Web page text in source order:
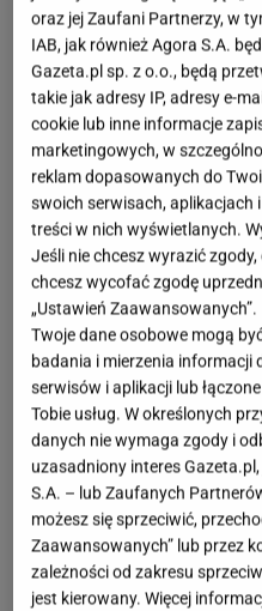
efekt „wow" - i właśnie
Na pierwszy rzut oka
kremowasukienkamaxi.
drugi raz, żeby
cały outfit staje się
talii. I właśnie ono jest
podkręci twój look.
Co najlepsze, tasukienka
zł. Jeszcze niedawno jej
129,99 zł, więc
kod EXTRA20 przy
zbijesz cenę o kolejne
oraz jej Zaufani Partnerzy, w
IAB, jak również Agora S.A.
Gazeta.pl sp. z o.o., będą
takie jak adresy IP, adresy e-
cookie lub inne informacje
marketingowych, w
reklam dopasowanych do
swoich serwisach, aplikacjach
treści w nich wyświetlanych.
Jeśli nie chcesz wyrazić
chcesz wycofać zgodę
„Ustawień Zaawansowanych”.
Twoje dane osobowe mogą
badania i mierzenia
serwisów i aplikacji lub
Tobie usług. W określonych
danych nie wymaga zgody i
uzasadniony interes
S.A. – lub Zaufanych
możesz się sprzeciwić,
Zaawansowanych” lub przez
zależności od zakresu
jest kierowany. Więcej